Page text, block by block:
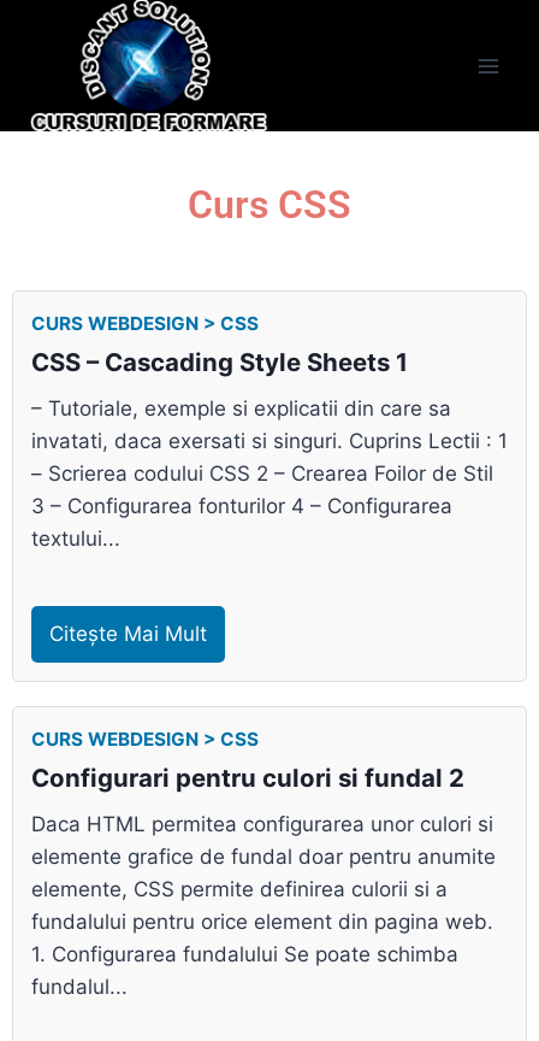
Curs CSS
CURS WEBDESIGN > CSS
CSS – Cascading Style Sheets 1
– Tutoriale, exemple si explicatii din care sa
invatati, daca exersati si singuri. Cuprins Lectii : 1
– Scrierea codului CSS 2 – Crearea Foilor de Stil
3 – Configurarea fonturilor 4 – Configurarea
textului...
Citește Mai Mult
CURS WEBDESIGN > CSS
Configurari pentru culori si fundal 2
Daca HTML permitea configurarea unor culori si
elemente grafice de fundal doar pentru anumite
elemente, CSS permite definirea culorii si a
fundalului pentru orice element din pagina web.
1. Configurarea fundalului Se poate schimba
fundalul...